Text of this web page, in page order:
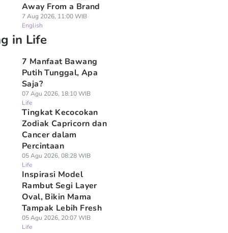
Away From a Brand
7 Aug 2026, 11:00 WIB
English
in Life
7 Manfaat Bawang
Putih Tunggal, Apa
Saja?
07 Agu 2026, 18:10 WIB
Life
Tingkat Kecocokan
Zodiak Capricorn dan
Cancer dalam
Percintaan
05 Agu 2026, 08:28 WIB
Life
Inspirasi Model
Rambut Segi Layer
Oval, Bikin Mama
Tampak Lebih Fresh
05 Agu 2026, 20:07 WIB
Life